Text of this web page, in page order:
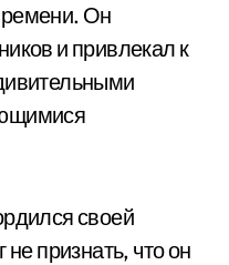
Он
и привлекал к
своей
признать, что он